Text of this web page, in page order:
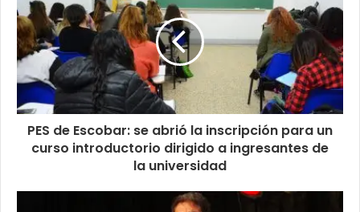
PES de Escobar: se abrió la inscripción para un
curso introductorio dirigido a ingresantes de
la universidad